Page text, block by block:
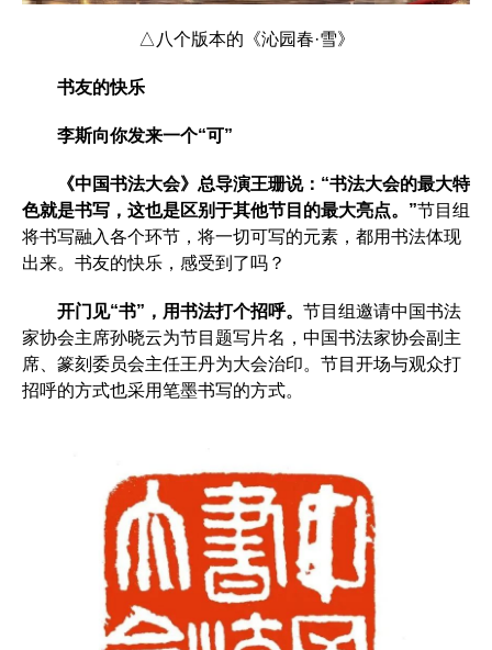
△八个版本的《沁园春·雪》
书友的快乐
李斯向你发来一个“可”
《中国书法大会》总导演王珊说：“书法大会的最大特
色就是书写，这也是区别于其他节目的最大亮点。”节目组
将书写融入各个环节，将一切可写的元素，都用书法体现
出来。书友的快乐，感受到了吗？
开门见“书”，用书法打个招呼。 节目组邀请中国书法
家协会主席孙晓云为节目题写片名，中国书法家协会副主
席、篆刻委员会主任王丹为大会治印。节目开场与观众打
招呼的方式也采用笔墨书写的方式。